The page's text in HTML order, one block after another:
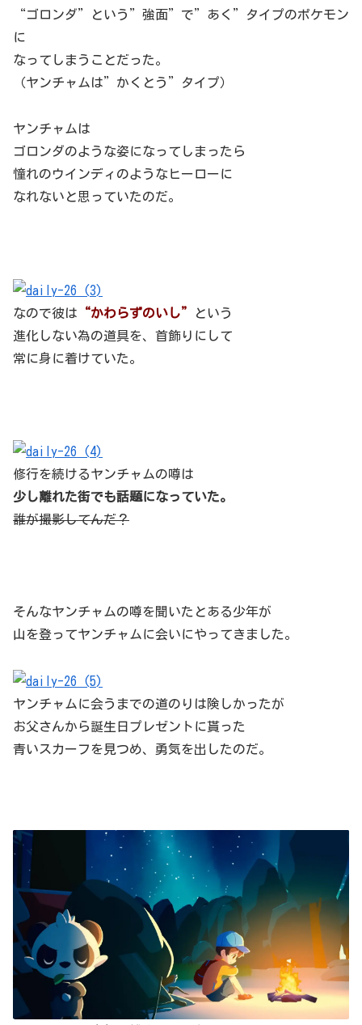
“ゴロンダ”という”強面”で”あく”タイプのポケモン
に
なってしまうことだった。
（ヤンチャムは”かくとう”タイプ）
ヤンチャムは
ゴロンダのような姿になってしまったら
憧れのウインディのようなヒーローに
なれないと思っていたのだ。
なので彼は “かわらずのいし”
という
進化しない為の道具を、首飾りにして
常に身に着けていた。
修行を続けるヤンチャムの噂は
少し離れた街でも話題になっていた。
誰が撮影してんだ？
そんなヤンチャムの噂を聞いたとある少年が
山を登ってヤンチャムに会いにやってきました。
ヤンチャムに会うまでの道のりは険しかったが
お父さんから誕生日プレゼントに貰った
青いスカーフを見つめ、勇気を出したのだ。